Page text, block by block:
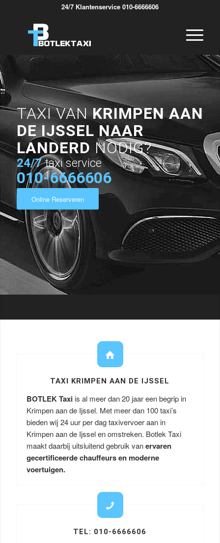
24/7 Klantenservice 010-6666606
TAXI VANKRIMPEN AAN
DE IJSSEL NAAR
LANDERD NODIG?
24/7 taxi service
010-6666606
Online Reserveren
TAXI KRIMPEN AAN DE IJSSEL
BOTLEK Taxi is al meer dan 20 jaar een begrip in
Krimpen aan de Ijssel. Met meer dan 100 taxi’s
bieden wij 24 uur per dag taxivervoer aan in
Krimpen aan de Ijssel en omstreken. Botlek Taxi
maakt daarbij uitsluitend gebruik vanervaren
gecertificeerde chauffeurs en moderne
voertuigen.
TEL: 010-6666606